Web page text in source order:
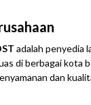
adalah penyedia
di berbagai kota
dan